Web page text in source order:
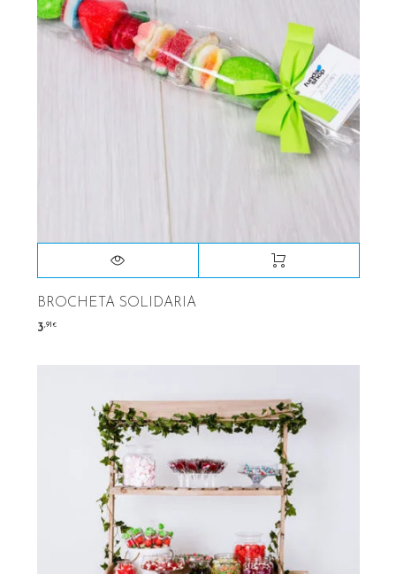
BROCHETA SOLIDARIA
3,91 €